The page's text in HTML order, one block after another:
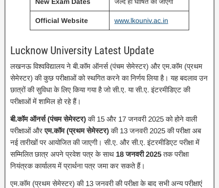
Official Website www.lkouniv.ac.in
Lucknow University Latest Update
लखनऊ विश्वविद्यालय ने बी.कॉम ऑनर्स (पंचम सेमेस्टर) और एम.कॉम (प्रथम
सेमेस्टर) की कुछ परीक्षाओं को स्थगित करने का निर्णय लिया है। यह बदलाव उन
छात्रों की सुविधा के लिए किया गया है जो सी.ए. या सी.ए. इंटरमीडिएट की
परीक्षाओं में शामिल हो रहे हैं।
बी.कॉम ऑनर्स (पंचम सेमेस्टर)की 15 और 17 जनवरी 2025 को होने वाली
परीक्षाओं औरएम.कॉम (प्रथम सेमेस्टर)की 13 जनवरी 2025 की परीक्षा अब
नई तारीखों पर आयोजित की जाएगी। सी.ए. और सी.ए. इंटरमीडिएट परीक्षा में
सम्मिलित छात्र अपने प्रवेश पत्र के साथ 18 जनवरी 2025तक परीक्षा
नियंत्रक कार्यालय में प्रार्थना पत्र जमा कर सकते हैं।
एम.कॉम (प्रथम सेमेस्टर) की 13 जनवरी की परीक्षा के बाद सभी अन्य परीक्षाएं